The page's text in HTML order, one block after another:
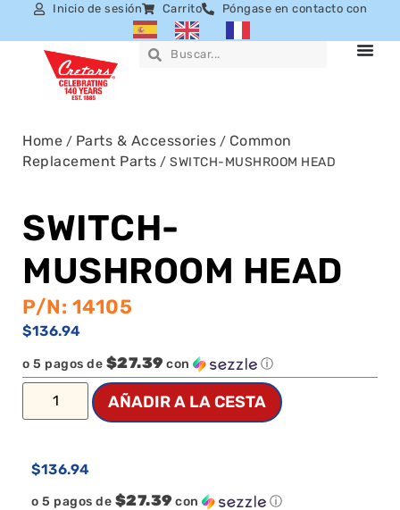
Inicio de sesión Carrito Póngase en contacto con
Home / Parts & Accessories / Common
Replacement Parts / SWITCH-MUSHROOM HEAD
SWITCH-
MUSHROOM HEAD
P/N: 14105
$136.94
o 5 pagos de $27.39 con ⓘ
AÑADIR A LA CESTA
$136.94
o 5 pagos de $27.39 con ⓘ